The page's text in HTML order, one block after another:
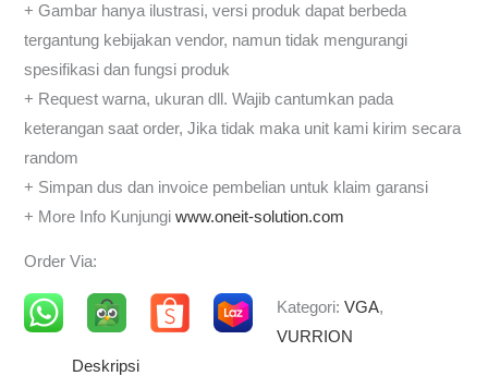
+ Gambar hanya ilustrasi, versi produk dapat berbeda
tergantung kebijakan vendor, namun tidak mengurangi
spesifikasi dan fungsi produk
+ Request warna, ukuran dll. Wajib cantumkan pada
keterangan saat order, Jika tidak maka unit kami kirim secara
random
+ Simpan dus dan invoice pembelian untuk klaim garansi
+ More Info Kunjungiwww.oneit-solution.com
Order Via:
Kategori: VGA,
VURRION
Deskripsi